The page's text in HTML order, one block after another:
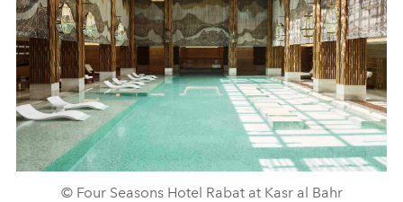
© Four Seasons Hotel Rabat at Kasr al Bahr